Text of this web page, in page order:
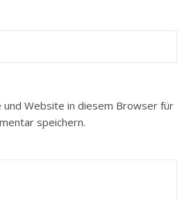
und Website in diesem Browser für
speichern.